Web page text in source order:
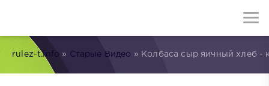
rulez-t.info » Старые Видео » Колбаса сыр яичный хлеб -